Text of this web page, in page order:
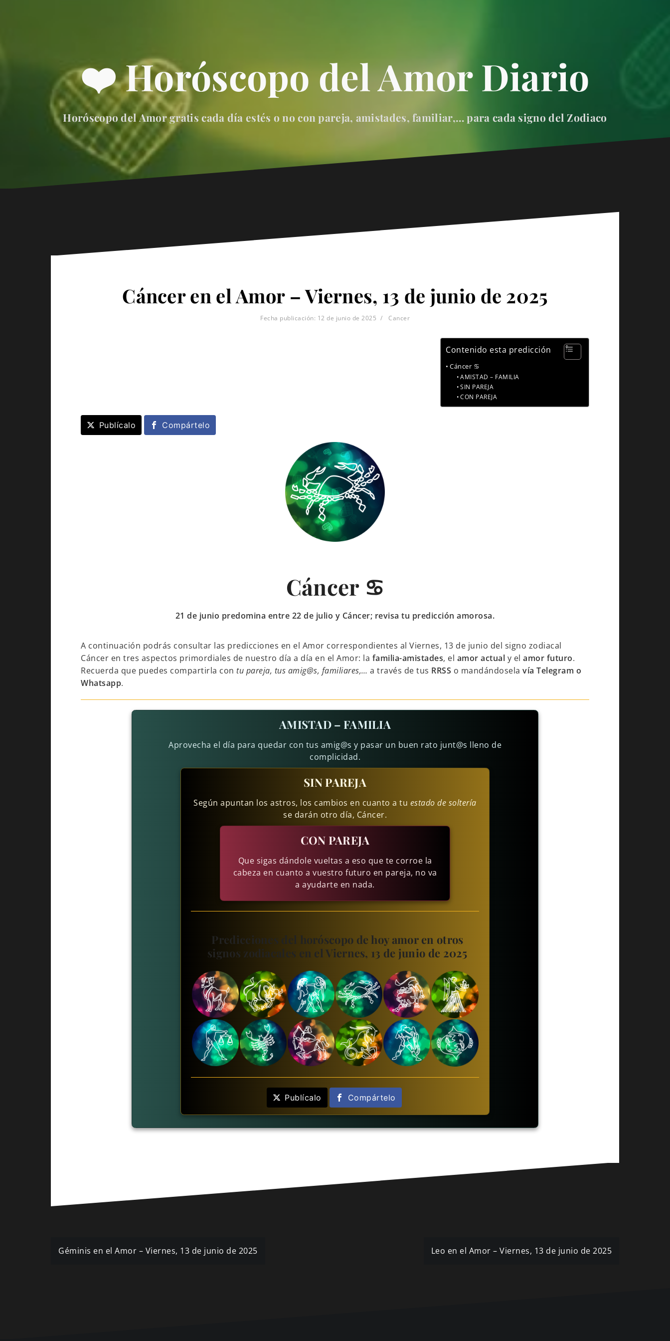
❤️ Horóscopo del Amor Diario
Horóscopo del Amor gratis cada día estés o no con pareja, amistades, familiar,… para cada signo del Zodiaco
Cáncer en el Amor – Viernes, 13 de junio de 2025
Fecha publicación: 12 de junio de 2025 Cancer
Contenido esta predicción
Cáncer ♋
AMISTAD – FAMILIA
SIN PAREJA
CON PAREJA
Publícalo Compártelo
Cáncer ♋
21 de junio predomina entre 22 de julio y Cáncer; revisa tu predicción amorosa.
A continuación podrás consultar las predicciones en el Amor correspondientes al Viernes, 13 de junio del signo zodiacal
Cáncer en tres aspectos primordiales de nuestro día a día en el Amor: la familia-amistades, el amor actual y el amor futuro.
Recuerda que puedes compartirla con tu pareja, tus amig@s, familiares,… a través de tus RRSS o mandándosela vía Telegram o
Whatsapp.
AMISTAD – FAMILIA
Aprovecha el día para quedar con tus amig@s y pasar un buen rato junt@s lleno de
complicidad.
SIN PAREJA
Según apuntan los astros, los cambios en cuanto a tu estado de soltería
se darán otro día, Cáncer.
CON PAREJA
Que sigas dándole vueltas a eso que te corroe la
cabeza en cuanto a vuestro futuro en pareja, no va
a ayudarte en nada.
Predicciones del horóscopo de hoy amor en otros
signos zodiacales en el Viernes, 13 de junio de 2025
Publícalo Compártelo
Navegación
Géminis en el Amor – Viernes, 13 de junio de 2025 Leo en el Amor – Viernes, 13 de junio de 2025